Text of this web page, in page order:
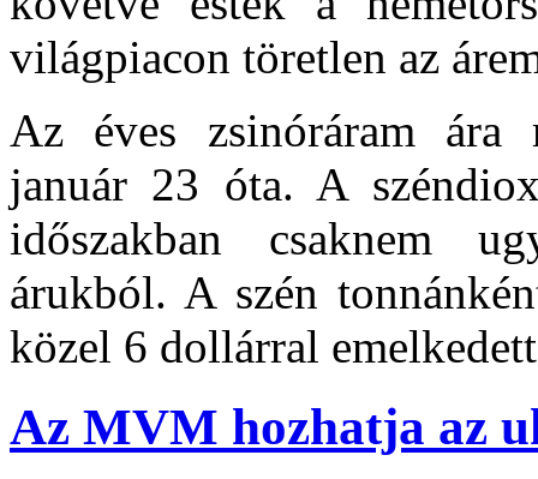
világpiacon töretlen az
Az éves zsinóráram ára
január 23 óta. A
időszakban csaknem
árukból. A szén
közel 6 dollárral
Az MVM hozhatja az